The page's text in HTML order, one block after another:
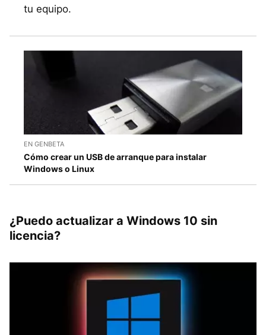
tu equipo.
EN GENBETA
Cómo crear un USB de arranque para instalar
Windows o Linux
¿Puedo actualizar a Windows 10 sin
licencia?